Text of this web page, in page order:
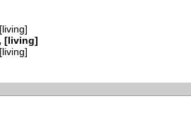
[living]